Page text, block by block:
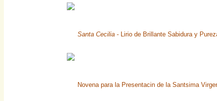
Santa Cecilia - Lirio de Brillante Sabidura y
Novena para la Presentacin de la Santsima